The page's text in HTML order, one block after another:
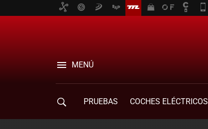
MENÚ
PRUEBAS COCHES ELÉCTRICOS